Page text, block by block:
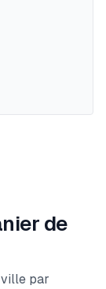
de
par